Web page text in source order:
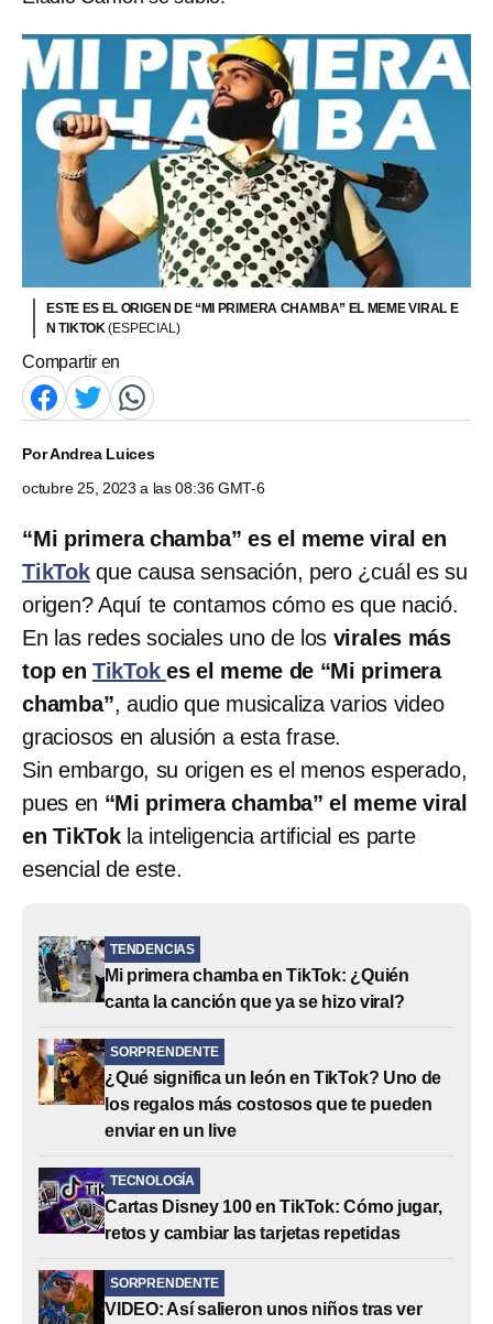
ESTE ES EL ORIGEN DE “MI PRIMERA CHAMBA” EL MEME VIRAL E
N TIKTOK(ESPECIAL)
Compartir en
PorAndrea Luices
octubre 25, 2023 a las 08:36 GMT-6
“Mi primera chamba” es el meme viral en
TikTokque causa sensación, pero ¿cuál es su
origen? Aquí te contamos cómo es que nació.
En las redes sociales uno de los virales más
top en TikTokes el meme de “Mi primera
chamba”, audio que musicaliza varios video
graciosos en alusión a esta frase.
Sin embargo, su origen es el menos esperado,
pues en “Mi primera chamba” el meme viral
en TikTokla inteligencia artificial es parte
esencial de este.
TENDENCIAS
Mi primera chamba en TikTok: ¿Quién
canta la canción que ya se hizo viral?
SORPRENDENTE
¿Qué significa un león en TikTok? Uno de
los regalos más costosos que te pueden
enviar en un live
TECNOLOGÍA
Cartas Disney 100 en TikTok: Cómo jugar,
retos y cambiar las tarjetas repetidas
SORPRENDENTE
VIDEO: Así salieron unos niños tras ver